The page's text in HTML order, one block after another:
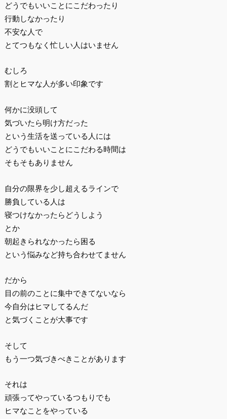
どうでもいいことにこだわったり
行動しなかったり
不安な人で
とてつもなく忙しい人はいません
むしろ
割とヒマな人が多い印象です
何かに没頭して
気づいたら明け方だった
という生活を送っている人には
どうでもいいことにこだわる時間は
そもそもありません
自分の限界を少し超えるラインで
勝負している人は
寝つけなかったらどうしよう
とか
朝起きられなかったら困る
という悩みなど持ち合わせてません
だから
目の前のことに集中できてないなら
今自分はヒマしてるんだ
と気づくことが大事です
そして
もう一つ気づきべきことがあります
それは
頑張ってやっているつもりでも
ヒマなことをやっている